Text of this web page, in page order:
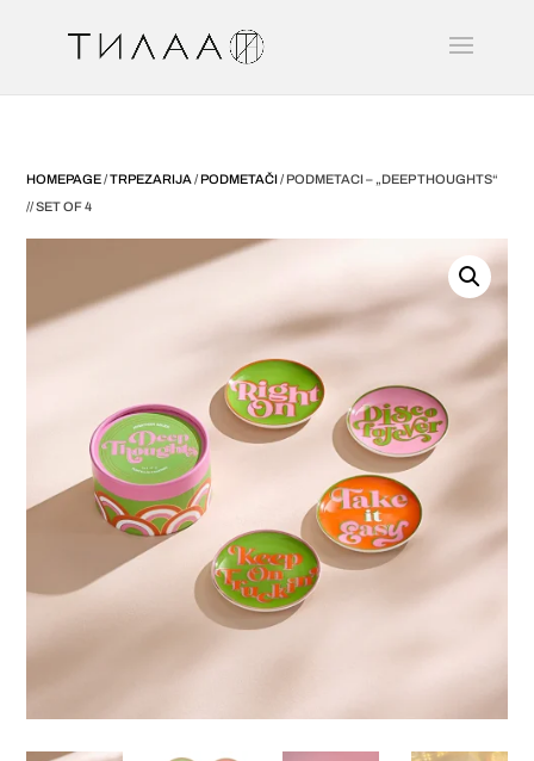
HOMEPAGE/TRPEZARIJA /PODMETAČI/ PODMETACI – „DEEP THOUGHTS“
// SET OF 4